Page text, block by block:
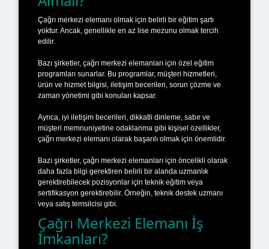
Çağrı merkezi elemanı olmak için belirli bir eğitim şartı
yoktur. Ancak, genellikle en az lise mezunu olmak tercih
edilir.
Bazı şirketler, çağrı merkezi elemanları için özel eğitim
programları sunarlar. Bu programlar, müşteri hizmetleri,
ürün ve hizmet bilgisi, iletişim becerileri, sorun çözme ve
zaman yönetimi gibi konuları kapsar.
Ayrıca, iyi iletişim becerileri, dikkatli dinleme, sabır ve
müşteri memnuniyetine odaklanma gibi kişisel özellikler,
çağrı merkezi elemanı olarak başarılı olmak için önemlidir.
Bazı şirketler, çağrı merkezi elemanları için öncelikli olarak
daha fazla bilgi gerektiren belirli bir alanda uzmanlık
gerektirebilecek pozisyonlar için teknik eğitim veya
sertifikasyon gerektirebilir. Örneğin, teknik destek uzmanı
veya satış temsilcisi gibi.
Çağrı Merkezi Elemanı İş
İmkanları?